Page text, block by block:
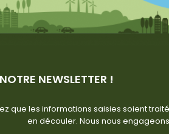
NEWSLETTER !
que les informations saisies soient
en découler. Nous nous